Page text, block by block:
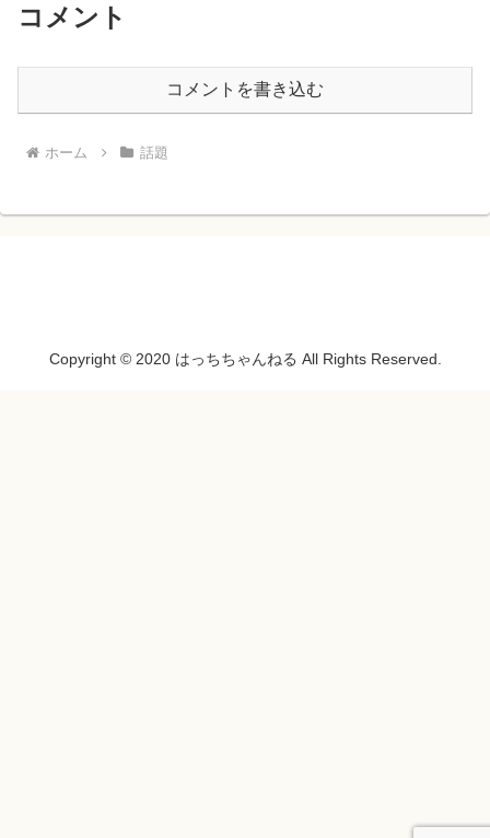
コメント
コメントを書き込む
ホーム 話題
Copyright © 2020 はっちちゃんねる All Rights Reserved.